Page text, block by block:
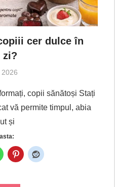
cer dulce în
zi?
2026
copii sănătoși Stați
vă permite timpul, abia
și